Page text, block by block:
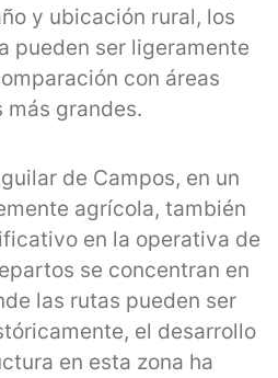
y ubicación rural, los
pueden ser ligeramente
con áreas
más grandes.
de Campos, en un
agrícola, también
en la operativa de
se concentran en
las rutas pueden ser
el desarrollo
en esta zona ha